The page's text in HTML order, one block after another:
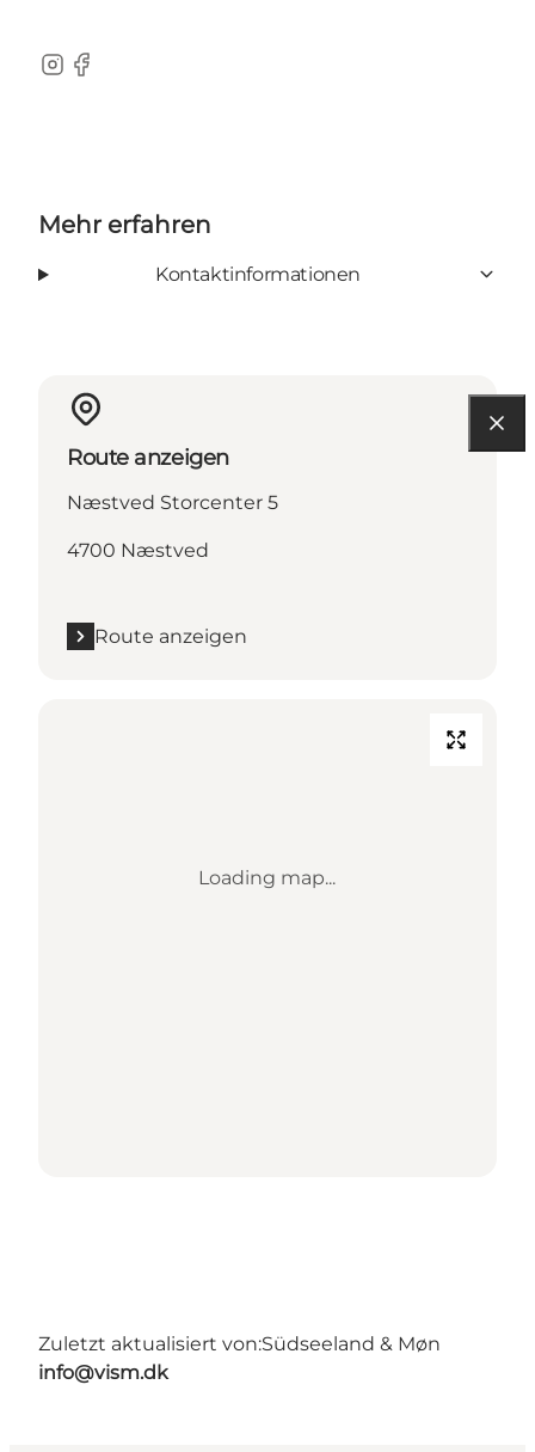
Instagram
Facebook
Mehr erfahren
Kontaktinformationen
Route anzeigen
Næstved Storcenter 5
4700 Næstved
Route anzeigen
Loading map...
Zuletzt aktualisiert von:Südseeland & Møn
info@vism.dk